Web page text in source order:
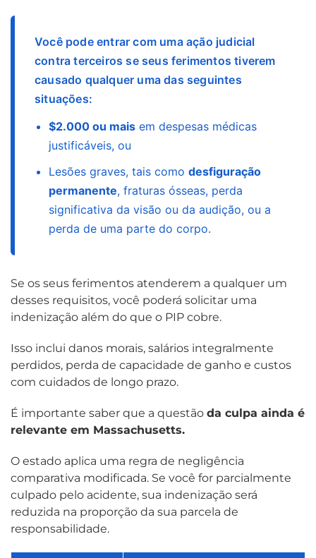
Você pode entrar com uma ação judicial
contra terceiros se seus ferimentos tiverem
causado qualquer uma das seguintes
situações:
$2.000 ou mais em despesas médicas
justificáveis, ou
Lesões graves, tais como desfiguração
permanente, fraturas ósseas, perda
significativa da visão ou da audição, ou a
perda de uma parte do corpo.
Se os seus ferimentos atenderem a qualquer um
desses requisitos, você poderá solicitar uma
indenização além do que o PIP cobre.
Isso inclui danos morais, salários integralmente
perdidos, perda de capacidade de ganho e custos
com cuidados de longo prazo.
É importante saber que a questão da culpa ainda é
relevante em Massachusetts.
O estado aplica uma regra de negligência
comparativa modificada. Se você for parcialmente
culpado pelo acidente, sua indenização será
reduzida na proporção da sua parcela de
responsabilidade.